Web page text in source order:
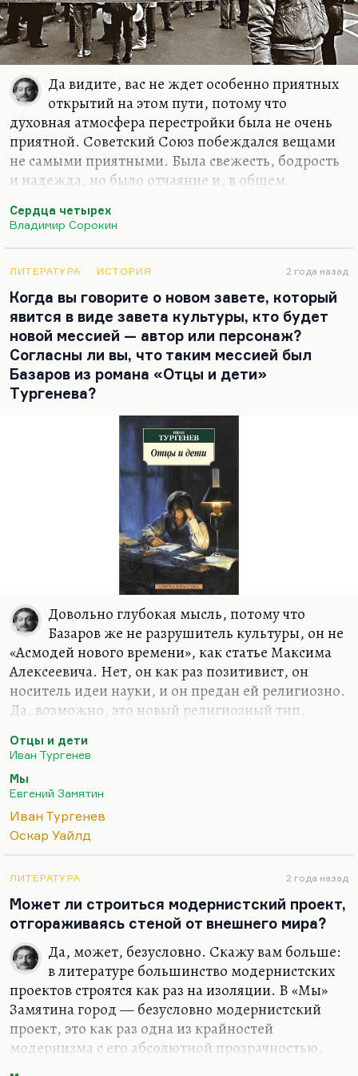
Да видите, вас не ждет особенно приятных
открытий на этом пути, потому что
духовная атмосфера перестройки была не очень
приятной. Советский Союз побеждался вещами
не самыми приятными. Была свежесть, бодрость
и надежда, но было отчаяние и, в общем,
Главный жанр русской революции — утопия, в
так, что хватило бы пальцев одной руки. Это
«Впрок» и «Чевенгур», да и все, собственно. А
утопии росли как грибы: научные утопии,
технократические (как у Беляева), социальные,—
полно. Кстати говоря, большинство этих утопий
было очень наивно, утопия вообще трудный
жанр. Но…
Сердца четырех
Владимир Сорокин
ЛИТЕРАТУРА ИСТОРИЯ 2 года назад
Когда вы говорите о новом завете, который
явится в виде завета культуры, кто будет
новой мессией — автор или персонаж?
Согласны ли вы, что таким мессией был
Базаров из романа «Отцы и дети»
Тургенева?
Довольно глубокая мысль, потому что
Базаров же не разрушитель культуры, он не
«Асмодей нового времени», как статье Максима
Алексеевича. Нет, он как раз позитивист, он
носитель идеи науки, и он предан ей религиозно.
Да, возможно, это новый религиозный тип,
в узком смысле такого сугубо научного,
рационального миропонимания. Замятин в «Мы»
пытается развить вот это же мировоззрение —
Для меня, в общем, Базаров — фигура довольно
привлекательная. Он не то чтобы пророк нового
рационального, что некоторый культ рацеи ей бы
не помешал. Как сказано у Юза…
Отцы и дети
Иван Тургенев
Мы
Евгений Замятин
Иван Тургенев
Оскар Уайлд
ЛИТЕРАТУРА 2 года назад
Может ли строиться модернистский проект,
отгораживаясь стеной от внешнего мира?
Да, может, безусловно. Скажу вам больше:
в литературе большинство модернистских
проектов строятся как раз на изоляции. В «Мы»
Замятина город — безусловно модернистский
проект, это как раз одна из крайностей
модернизма с его абсолютной прозрачностью.